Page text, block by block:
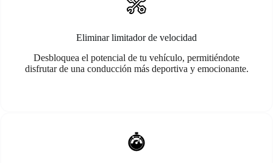
Eliminar limitador de velocidad
Desbloquea el potencial de tu vehículo, permitiéndote
disfrutar de una conducción más deportiva y emocionante.